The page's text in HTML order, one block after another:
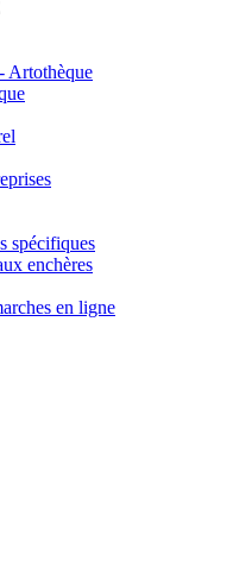
Artothèque
spécifiques
enchères
en ligne